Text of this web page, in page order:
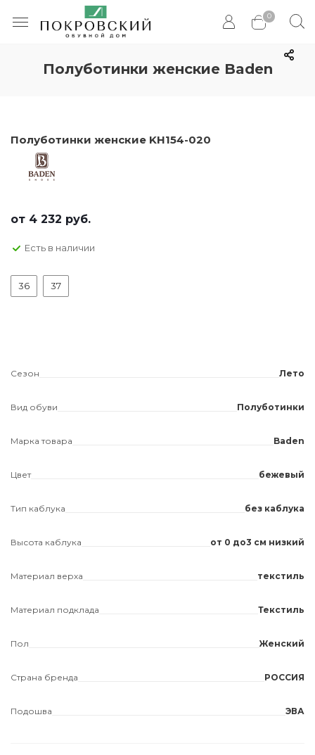
0
Полуботинки женские Baden
Полуботинки женские KH154-020
от 4 232 руб.
Есть в наличии
36 37
Сезон Лето
Вид обуви Полуботинки
Марка товара Baden
Цвет бежевый
Тип каблука без каблука
Высота каблука от 0 до3 см низкий
Материал верха текстиль
Материал подклада Текстиль
Пол Женский
Страна бренда РОССИЯ
Подошва ЭВА